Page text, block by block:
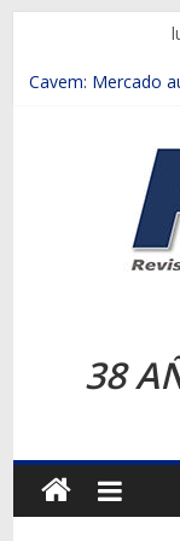
contenido
Chile es el primer
Salfa suma
Samex amplía su
SINOTRUK Pick-
la Expo Compras
38